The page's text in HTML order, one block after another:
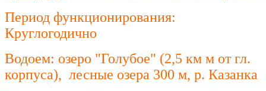
Период функционирования:
Круглогодично
Водоем: озеро "Голубое" (2,5 км м от гл.
корпуса), лесные озера 300 м, р. Казанка